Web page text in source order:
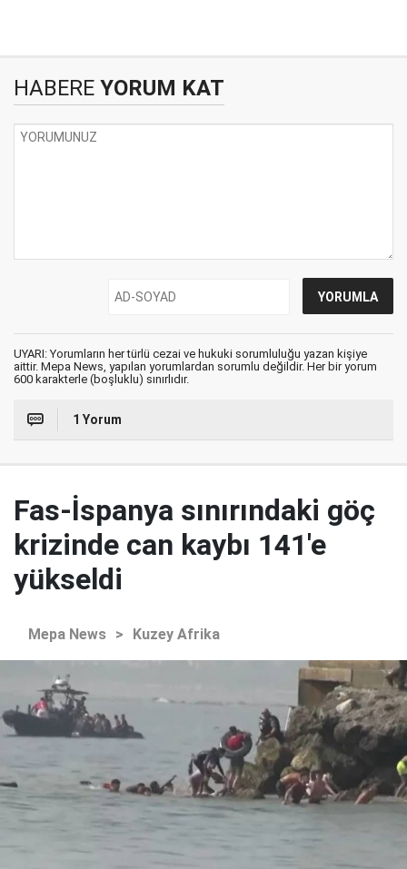
HABERE YORUM KAT
UYARI: Yorumların her türlü cezai ve hukuki sorumluluğu yazan kişiye
aittir. Mepa News, yapılan yorumlardan sorumlu değildir. Her bir yorum
600 karakterle (boşluklu) sınırlıdır.
1 Yorum
Fas-İspanya sınırındaki göç
krizinde can kaybı 141'e
yükseldi
Mepa News > Kuzey Afrika